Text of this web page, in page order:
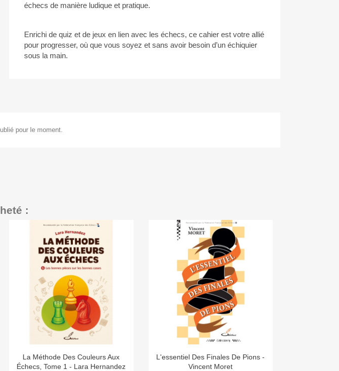
échecs de manière ludique et pratique.
Enrichi de quiz et de jeux en lien avec les échecs, ce cahier est votre allié
pour progresser, où que vous soyez et sans avoir besoin d’un échiquier
sous la main.
pour le moment.
:
Aperçu rapide
La Méthode Des Couleurs Aux
Échecs, Tome 1 - Lara Hernandez
 Aperçu rapide
L'essentiel Des Finales De Pions -
Vincent Moret